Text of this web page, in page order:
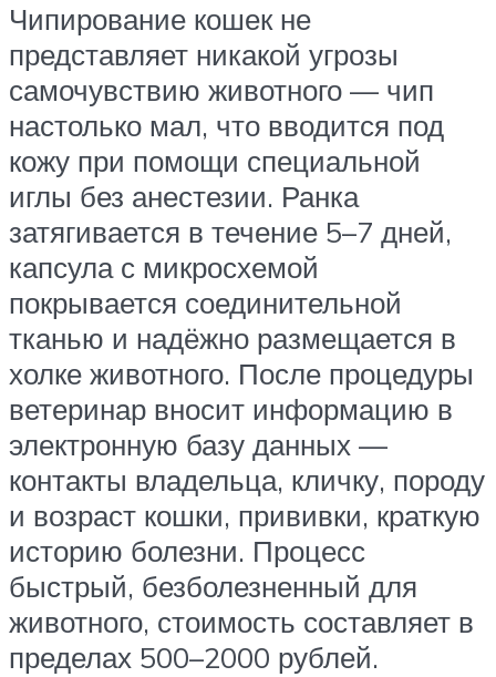
Чипирование кошек не
представляет никакой угрозы
самочувствию животного — чип
настолько мал, что вводится под
кожу при помощи специальной
иглы без анестезии. Ранка
затягивается в течение 5–7 дней,
капсула с микросхемой
покрывается соединительной
тканью и надёжно размещается в
холке животного. После процедуры
ветеринар вносит информацию в
электронную базу данных —
контакты владельца, кличку, породу
и возраст кошки, прививки, краткую
историю болезни. Процесс
быстрый, безболезненный для
животного, стоимость составляет в
пределах 500–2000 рублей.